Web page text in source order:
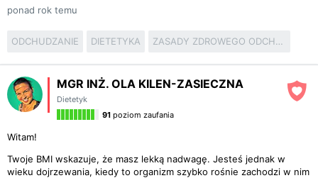
ponad rok temu
ODCHUDZANIE DIETETYKA ZASADY ZDROWEGO ODCHUDZANIA
MGR INŻ. OLA KILEN-ZASIECZNA
Dietetyk
91 poziom zaufania
Witam!
Twoje BMI wskazuje, że masz lekką nadwagę. Jesteś jednak w
wieku dojrzewania, kiedy to organizm szybko rośnie zachodzi w nim